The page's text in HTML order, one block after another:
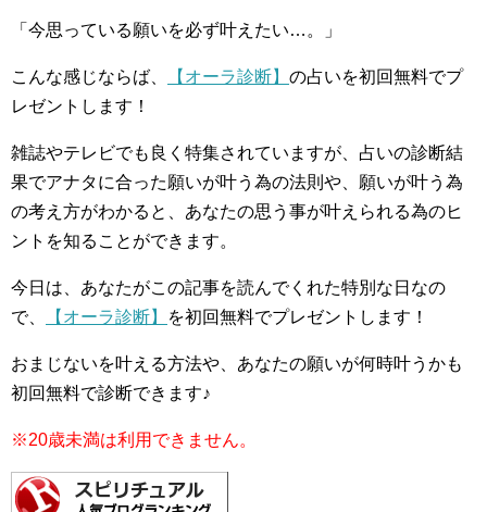
「今思っている願いを必ず叶えたい…。」
こんな感じならば、 【オーラ診断】 の占いを初回無料でプ
レゼントします！
雑誌やテレビでも良く特集されていますが、占いの診断結
果でアナタに合った願いが叶う為の法則や、願いが叶う為
の考え方がわかると、あなたの思う事が叶えられる為のヒ
ントを知ることができます。
今日は、あなたがこの記事を読んでくれた特別な日なの
で、
【オーラ診断】 を初回無料でプレゼントします！
おまじないを叶える方法や、あなたの願いが何時叶うかも
初回無料で診断できます♪
※20歳未満は利用できません。